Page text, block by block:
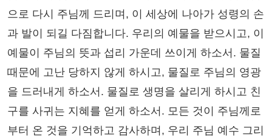
으로 다시 주님께 드리며, 이 세상에 나아가 성령의 손
과 발이 되길 다짐합니다. 우리의 예물을 받으시고, 이
예물이 주님의 뜻과 섭리 가운데 쓰이게 하소서. 물질
때문에 고난 당하지 않게 하시고, 물질로 주님의 영광
을 드러내게 하소서. 물질로 생명을 살리게 하시고 친
구를 사귀는 지혜를 얻게 하소서. 모든 것이 주님께로
부터 온 것을 기억하고 감사하며, 우리 주님 예수 그리